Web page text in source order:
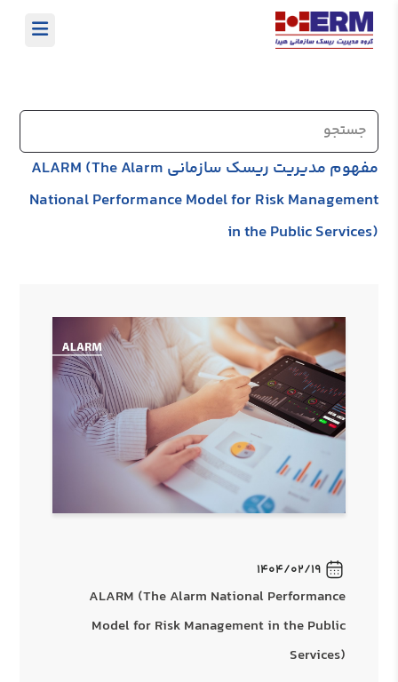
مفهوم مدیریت ریسک سازمانی ALARM (The Alarm
National Performance Model for Risk Management
in the Public Services)
1404/02/19
ALARM (The Alarm National Performance
Model for Risk Management in the Public
Services)